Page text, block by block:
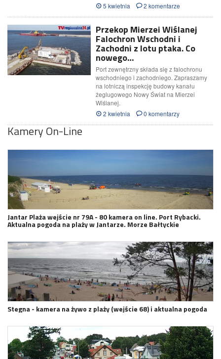
5 kwietnia
2 komentarze
Przekop Mierzei Wiślanej
Falochron Wschodni i
Zachodni z lotu ptaka. Co
nowego…
Port zewnętrzny składa się z falochronu
wschodniego i zachodniego. Zapraszamy
na lotniczą inspekcję budowy kanału
żeglugowego Nowy Świat na Mierzei
Wiślanej.
2 kwietnia
0 komentarzy
Kamery On-Line
Jantar Plaża wejście nr 79A - 80 kamera on line. Port Rybacki.
Aktualna pogoda na plaży w Jantarze. Morze Bałtyckie
Stegna - kamera na żywo z plaży (wejście 68) i aktualna pogoda